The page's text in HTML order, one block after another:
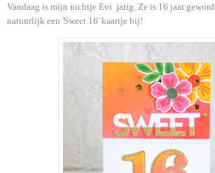
Vandaag is mijn nichtje Evi jarig. Ze is 16 jaar
natuurlijk een 'Sweet 16' kaartje bij!